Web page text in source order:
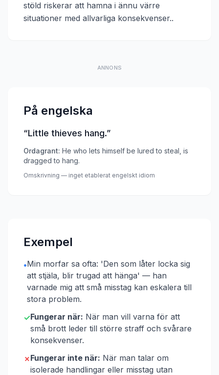
stöld riskerar att hamna i ännu värre
situationer med allvarliga konsekvenser..
ANNONS
På engelska
“Little thieves hang.”
Ordagrant: He who lets himself be lured to steal, is
dragged to hang.
Omskrivning — inget etablerat engelskt idiom
Exempel
•Min morfar sa ofta: 'Den som låter locka sig
att stjäla, blir trugad att hänga' — han
varnade mig att små misstag kan eskalera till
stora problem.
✓Fungerar när: När man vill varna för att
små brott leder till större straff och svårare
konsekvenser.
✗Fungerar inte när: När man talar om
isolerade handlingar eller misstag utan